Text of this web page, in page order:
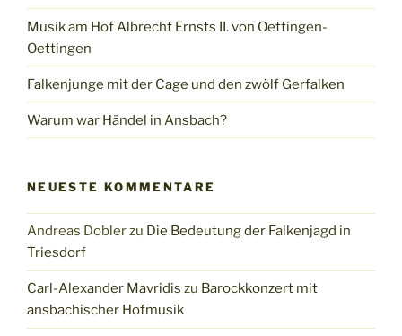
Musik am Hof Albrecht Ernsts II. von Oettingen-
Oettingen
Falkenjunge mit der Cage und den zwölf Gerfalken
Warum war Händel in Ansbach?
NEUESTE KOMMENTARE
Andreas Doblerzu Die Bedeutung der Falkenjagd in
Triesdorf
Carl-Alexander Mavridis zu Barockkonzert mit
ansbachischer Hofmusik